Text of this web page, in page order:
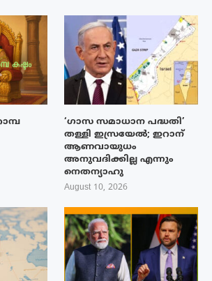
‘ഗാസ സമാധാന പദ്ധതി’
തള്ളി ഇസ്രയേൽ; ഇറാന്
ആണവായുധം
അനുവദിക്കില്ല എന്നും
നെതന്യാഹു
August 10, 2026